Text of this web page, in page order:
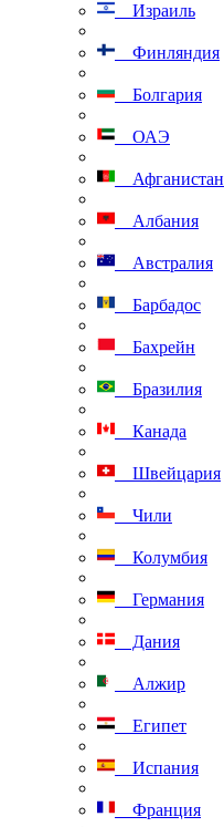
Израиль
Финляндия
Болгария
ОАЭ
Афганистан
Албания
Австралия
Барбадос
Бахрейн
Бразилия
Канада
Швейцария
Чили
Колумбия
Германия
Дания
Алжир
Египет
Испания
Франция